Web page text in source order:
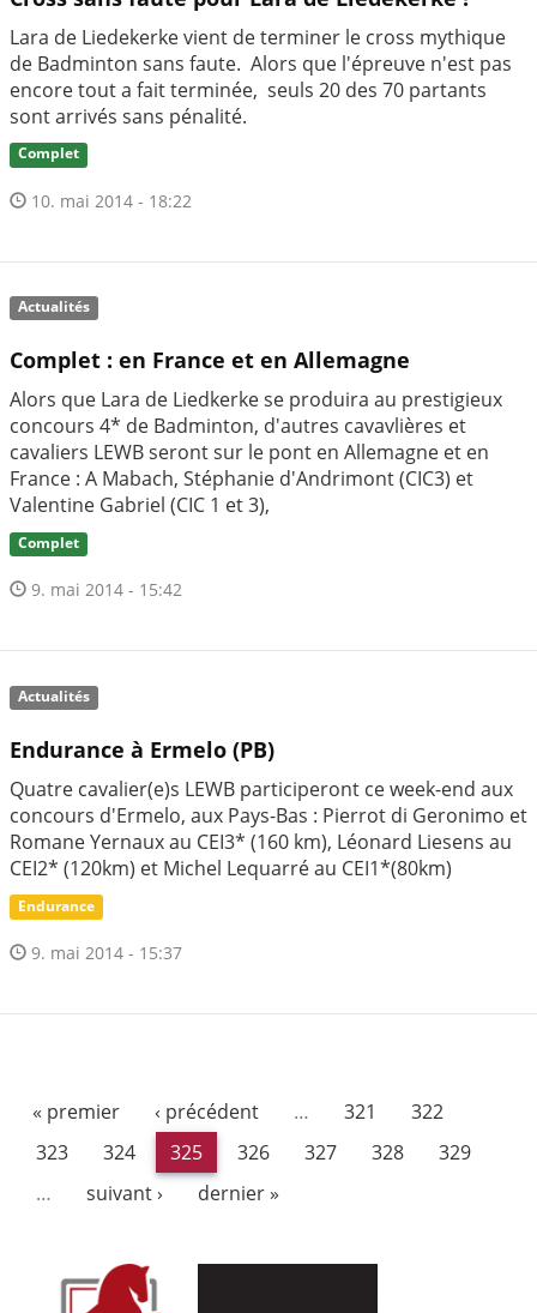
Lara de Liedekerke vient de terminer le cross mythique
de Badminton sans faute. Alors que l'épreuve n'est pas
encore tout a fait terminée, seuls 20 des 70 partants
sont arrivés sans pénalité.
Complet
10. mai 2014 - 18:22
Actualités
Complet : en France et en Allemagne
Alors que Lara de Liedkerke se produira au prestigieux
concours 4* de Badminton, d'autres cavavlières et
cavaliers LEWB seront sur le pont en Allemagne et en
France : A Mabach, Stéphanie d'Andrimont (CIC3) et
Valentine Gabriel (CIC 1 et 3),
Complet
9. mai 2014 - 15:42
Actualités
Endurance à Ermelo (PB)
Quatre cavalier(e)s LEWB participeront ce week-end aux
concours d'Ermelo, aux Pays-Bas : Pierrot di Geronimo et
Romane Yernaux au CEI3* (160 km), Léonard Liesens au
CEI2* (120km) et Michel Lequarré au CEI1*(80km)
Endurance
9. mai 2014 - 15:37
« premier ‹ précédent … 321
322
323
324 325 326 327 328
329
…
suivant › dernier »